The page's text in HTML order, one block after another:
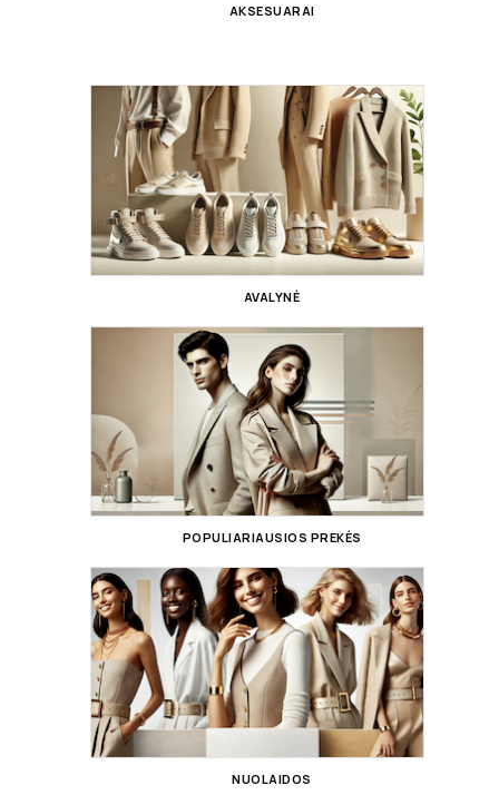
AKSESUARAI
AVALYNĖ
POPULIARIAUSIOS PREKĖS
NUOLAIDOS